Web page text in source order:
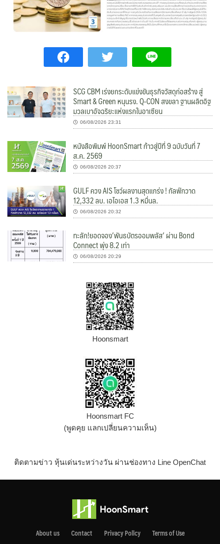
SCG CBM เร่งยกระดับแข่งขันธุรกิจวัสดุก่อสร้าง สู่
Smart & Green หนุนรง. Q-CON สงขลา ฐานผลิตอิฐ
มวลเบาอัจฉริยะแห่งแรกในอาเซียน
06/08/2026 23:31
หนังสือพิมพ์ HoonSmart ก้าวสู่ปีที่ 9 ฉบับวันที่ 7
ส.ค. 2569
06/08/2026 20:37
GULF ควง AIS โชว์ผลงานสุดแกร่ง ! กัลฟ์กวาด
12,332 ลบ. เอไอเอส 1.3 หมื่นล.
06/08/2026 20:32
ทะลัก!ยอดจอง’พันธบัตรออมพลัส’ ผ่าน Bond
Connect พุ่ง 8.2 เท่า
06/08/2026 20:29
Hoonsmart
Hoonsmart FC
(พูดคุย แลกเปลี่ยนความเห็น)
ติดตามข่าว หุ้นเด่นระหว่างวัน ผ่านช่องทาง Line OpenChat
About us Contact Privacy Pollcy Terms of Use